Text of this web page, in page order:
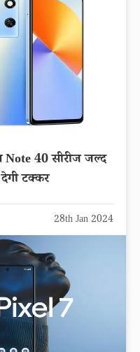
40 सीरीज जल्द
टक्कर
28th Jan 2024